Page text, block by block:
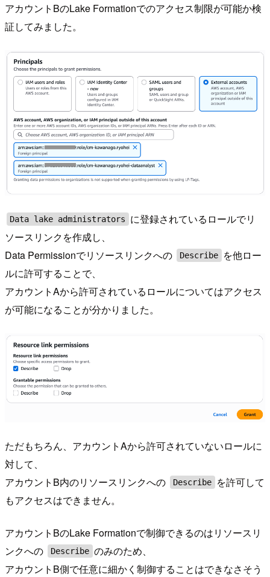
アカウントBのLake Formationでのアクセス制限が可能か検
証してみました。
Data lake administrators
に登録されているロールでリ
ソースリンクを作成し、
Data Permissionでリソースリンクへの
Describe
を他ロー
ルに許可することで、
アカウントAから許可されているロールについてはアクセス
が可能になることが分かりました。
ただもちろん、アカウントAから許可されていないロールに
対して、
アカウントB内のリソースリンクへの
Describe
を許可して
もアクセスはできません。
アカウントBのLake Formationで制御できるのはリソースリ
ンクへの
Describe のみのため、
アカウントB側で任意に細かく制御することはできなさそう